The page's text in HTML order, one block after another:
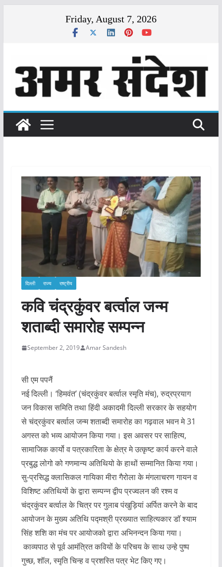
Friday, August 7, 2026
दिल्ली राज्य राष्ट्रीय
कवि चंद्रकुंवर बर्त्वाल जन्म
शताब्दी समारोह सम्पन्न
September 2, 2019 Amar Sandesh
सी एम पपनैं
नई दिल्ली। ‘हिमवंत’ (चंद्रकुंवर बर्त्वाल स्मृति मंच), रुद्रप्रयाग
जन विकास समिति तथा हिंदी अकादमी दिल्ली सरकार के सहयोग
से चंद्रकुंवर बर्त्वाल जन्म शताब्दी समारोह का गढ़वाल भवन मे 31
अगस्त को भव्य आयोजन किया गया। इस अवसर पर साहित्य,
सामाजिक कार्यो व पत्रकारिता के क्षेत्र मे उत्कृष्ट कार्य करने वाले
प्रबुद्ध लोगो को गणमान्य अतिथियो के हाथों सम्मानित किया गया।
सु-प्रसिद्ध क्लासिकल गायिका मीरा गैरोला के मंगलाचरण गायन व
विशिष्ट अतिथियों के द्वारा सम्पन्न द्वीप प्रज्वलन की रश्म व
चंद्रकुंवर बर्त्वाल के चित्र पर गुलाब पंखुड़ियां अर्पित करने के बाद
आयोजन के मुख्य अतिथि पद्मश्री प्रख्यात साहित्यकार डॉ श्याम
सिंह शशि का मंच पर आयोजको द्वारा अभिनन्दन किया गया।
काव्यपाठ से पूर्व आमंत्रित कवियों के परिचय के साथ उन्हे पुष्प
गुच्छ, शॉल, स्मृति चिन्ह व प्रशस्ति पत्र भेट किए गए।